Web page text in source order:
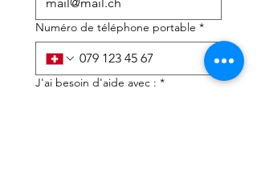
Numéro de téléphone portable *
J'ai besoin d'aide avec : *